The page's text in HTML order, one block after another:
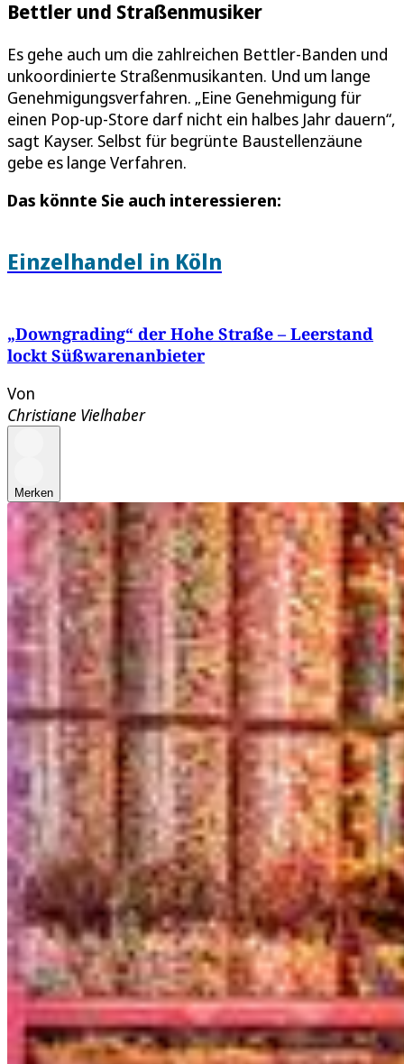
Bettler und Straßenmusiker
Es gehe auch um die zahlreichen Bettler-Banden und
unkoordinierte Straßenmusikanten. Und um lange
Genehmigungsverfahren. „Eine Genehmigung für
einen Pop-up-Store darf nicht ein halbes Jahr dauern“,
sagt Kayser. Selbst für begrünte Baustellenzäune
gebe es lange Verfahren.
Das könnte Sie auch interessieren:
Einzelhandel in Köln
„Downgrading“ der Hohe Straße – Leerstand
lockt Süßwarenanbieter
Von
Christiane Vielhaber
Merken